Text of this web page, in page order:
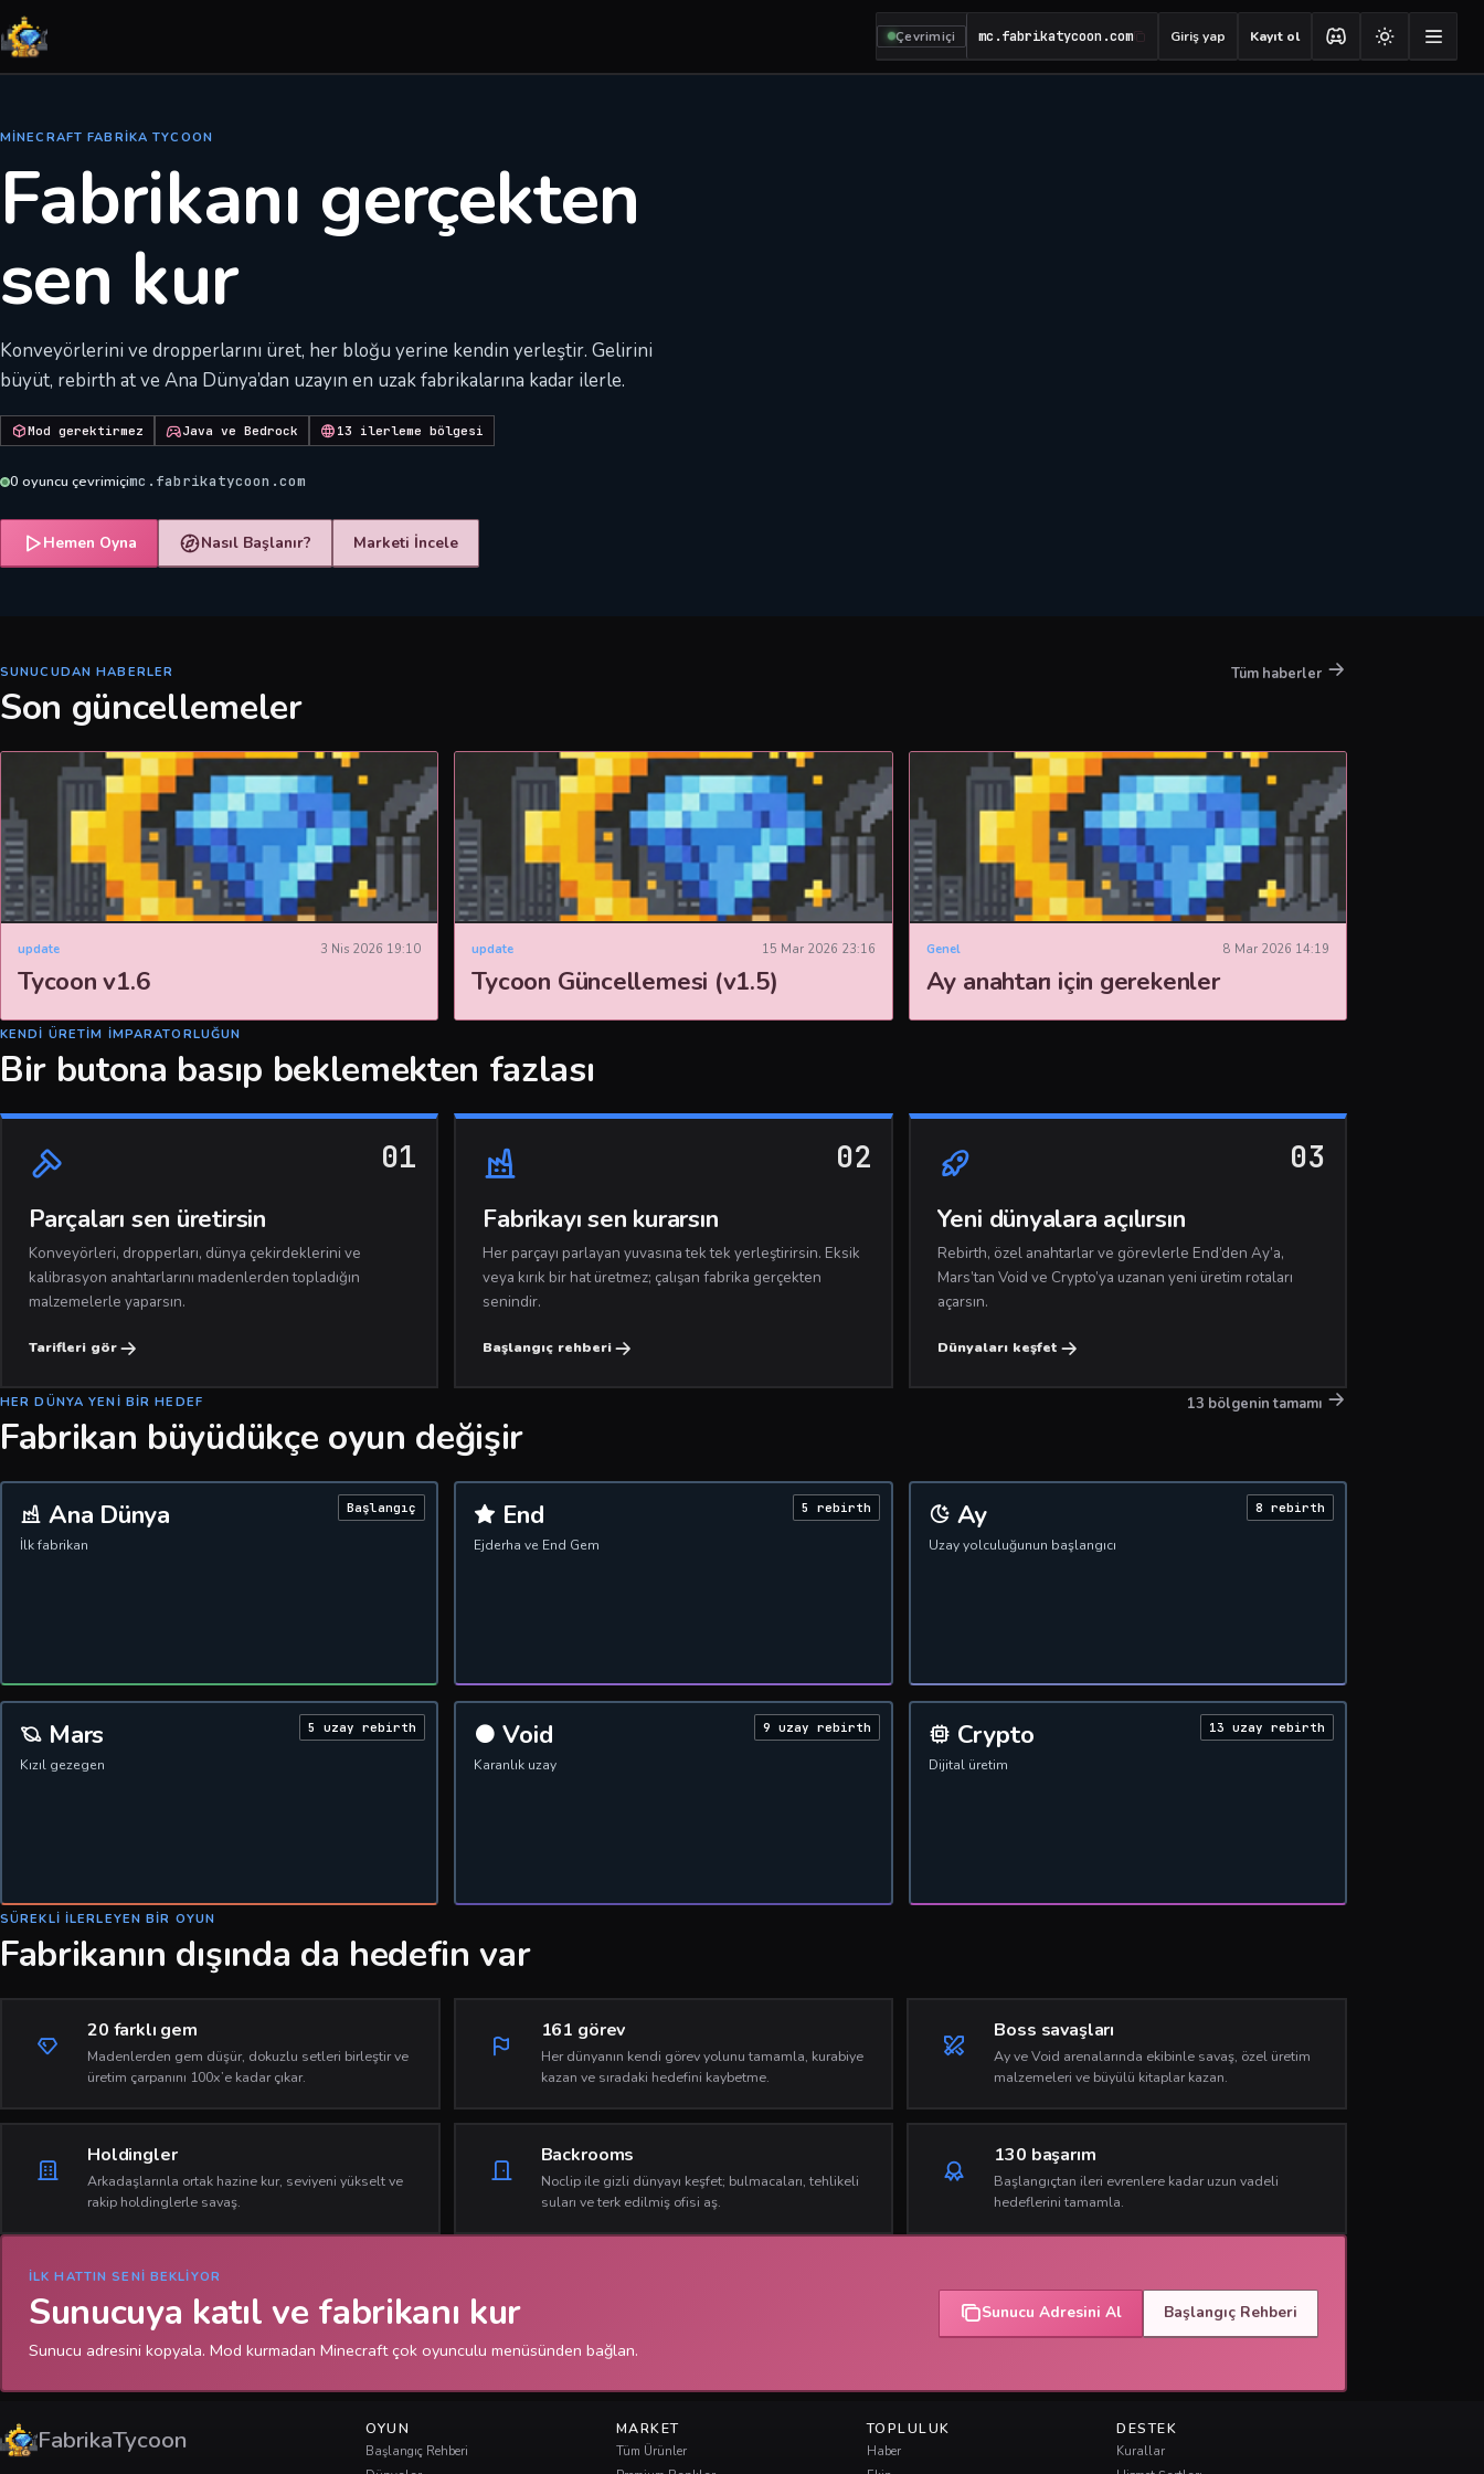
Çevrimiçi mc.fabrikatycoon.com Giriş yap Kayıt ol
MINECRAFT FABRIKA TYCOON
Fabrikanı gerçekten
sen kur
Konveyörlerini ve dropperlarını üret, her bloğu yerine kendin yerleştir. Gelirini
büyüt, rebirth at ve Ana Dünya’dan uzayın en uzak fabrikalarına kadar ilerle.
Mod gerektirmez Java ve Bedrock 13 ilerleme bölgesi
0 oyuncu çevrimiçimc.fabrikatycoon.com
Hemen Oyna Nasıl Başlanır? Marketi İncele
SUNUCUDAN HABERLER
Son güncellemeler
Tüm haberler
update 3 Nis 2026 19:10
Tycoon v1.6
update 15 Mar 2026 23:16
Tycoon Güncellemesi (v1.5)
Genel 8 Mar 2026 14:19
Ay anahtarı için gerekenler
KENDI ÜRETIM IMPARATORLUĞUN
Bir butona basıp beklemekten fazlası
01
Parçaları sen üretirsin
Konveyörleri, dropperları, dünya çekirdeklerini ve
kalibrasyon anahtarlarını madenlerden topladığın
malzemelerle yaparsın.
Tarifleri gör
02
Fabrikayı sen kurarsın
Her parçayı parlayan yuvasına tek tek yerleştirirsin. Eksik
veya kırık bir hat üretmez; çalışan fabrika gerçekten
senindir.
Başlangıç rehberi
03
Yeni dünyalara açılırsın
Rebirth, özel anahtarlar ve görevlerle End’den Ay’a,
Mars’tan Void ve Crypto’ya uzanan yeni üretim rotaları
açarsın.
Dünyaları keşfet
HER DÜNYA YENI BIR HEDEF
Fabrikan büyüdükçe oyun değişir
13 bölgenin tamamı
Başlangıç
Ana Dünya
İlk fabrikan
5 rebirth
End
Ejderha ve End Gem
8 rebirth
Ay
Uzay yolculuğunun başlangıcı
5 uzay rebirth
Mars
Kızıl gezegen
9 uzay rebirth
Void
Karanlık uzay
13 uzay rebirth
Crypto
Dijital üretim
SÜREKLI ILERLEYEN BIR OYUN
Fabrikanın dışında da hedefin var
20 farklı gem
Madenlerden gem düşür, dokuzlu setleri birleştir ve
üretim çarpanını 100x’e kadar çıkar.
161 görev
Her dünyanın kendi görev yolunu tamamla, kurabiye
kazan ve sıradaki hedefini kaybetme.
Boss savaşları
Ay ve Void arenalarında ekibinle savaş, özel üretim
malzemeleri ve büyülü kitaplar kazan.
Holdingler
Arkadaşlarınla ortak hazine kur, seviyeni yükselt ve
rakip holdinglerle savaş.
Backrooms
Noclip ile gizli dünyayı keşfet; bulmacaları, tehlikeli
suları ve terk edilmiş ofisi aş.
130 başarım
Başlangıçtan ileri evrenlere kadar uzun vadeli
hedeflerini tamamla.
İLK HATTIN SENI BEKLIYOR
Sunucuya katıl ve fabrikanı kur
Sunucu adresini kopyala. Mod kurmadan Minecraft çok oyunculu menüsünden bağlan.
Sunucu Adresini Al Başlangıç Rehberi
FabrikaTycoon OYUN
Başlangıç Rehberi
MARKET
Tüm Ürünler
TOPLULUK
Haber
DESTEK
Kurallar